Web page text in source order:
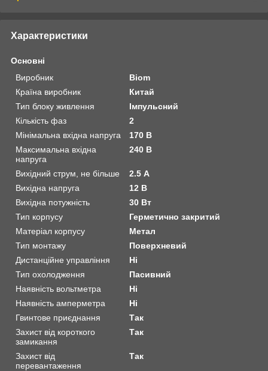
Характеристики
Основні
Виробник
Biom
Країна виробник
Китай
Тип блоку живлення
Імпульсний
Кількість фаз
2
Мінімальна вхідна напруга
170 В
Максимальна вхідна
напруга
240 В
Вихідний струм, не більше
2.5 А
Вихідна напруга
12 В
Вихідна потужність
30 Вт
Тип корпусу
Герметично закритий
Матеріал корпусу
Метал
Тип монтажу
Поверхневий
Дистанційне управління
Ні
Тип охолодження
Пасивний
Наявність вольтметра
Ні
Наявність амперметра
Ні
Гвинтове приєднання
Так
Захист від короткого
замикання
Так
Захист від
перевантаження
Так